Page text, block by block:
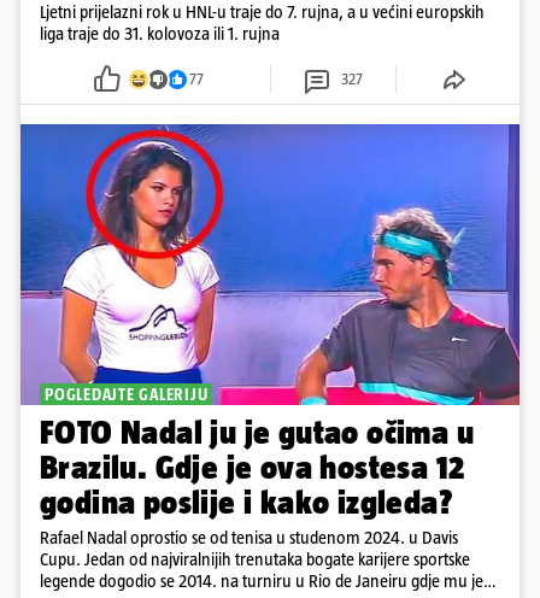
Ljetni prijelazni rok u HNL-u traje do 7. rujna, a u većini europskih
liga traje do 31. kolovoza ili 1. rujna
77 327
POGLEDAJTE GALERIJU
FOTO Nadal ju je gutao očima u
Brazilu. Gdje je ova hostesa 12
godina poslije i kako izgleda?
Rafael Nadal oprostio se od tenisa u studenom 2024. u Davis
Cupu. Jedan od najviralnijih trenutaka bogate karijere sportske
legende dogodio se 2014. na turniru u Rio de Janeiru gdje mu je